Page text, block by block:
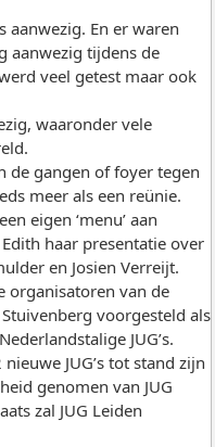
aanwezig. En er waren
aanwezig tijdens de
veel getest maar ook
waaronder vele
de gangen of foyer tegen
meer als een reünie.
eigen ‘menu’ aan
haar presentatie over
en Josien Verreijt.
organisatoren van de
voorgesteld als
JUG’s.
JUG’s tot stand zijn
genomen van JUG
zal JUG Leiden